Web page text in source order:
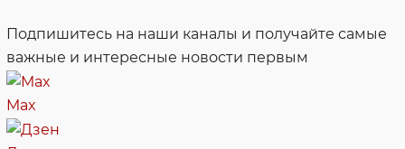
Подпишитесь на наши каналы и получайте самые
важные и интересные новости первым
Max